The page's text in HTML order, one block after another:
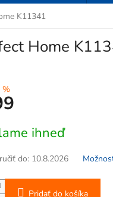
K11341
Home
%
ihneď
do: 10.8.2026
Pridať do košíka